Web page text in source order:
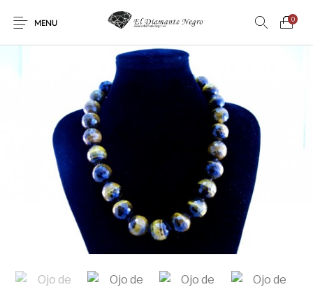
MENU
0
Novedades DECORACIÓN DINOSAURIOS
ESOTERISMO FÓSILES JOYAS METEORITOS